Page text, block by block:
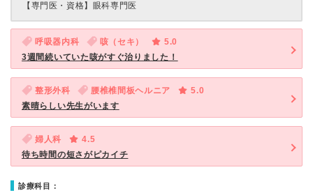
【専門医・資格】 眼科専門医
呼吸器内科 咳（セキ）
5.0
3週間続いていた咳がすぐ治りました！
整形外科 腰椎椎間板ヘルニア
5.0
素晴らしい先生がいます
婦人科
4.5
待ち時間の短さがピカイチ
診療科目：